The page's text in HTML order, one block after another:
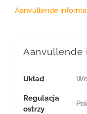
Aanvullende
Aanvullende
Układ
Regulacja
ostrzy